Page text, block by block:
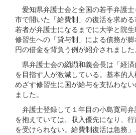
愛知県弁護士会と全国の若手弁護
市で開いた「給費制」の復活を求め
若者が弁護士になるまでに大学と院生
修習生への「貸与制」による債務が
円の借金を背負う例が紹介されました
県弁護士会の纐纈和義会長は「経
を目指す人が激減している。基本的
めざす修習生に国が給与を支払わな
ました。
弁護士登録して１年目の小島寛司
を抱えていては、収入優先になり、
を受けられない。給費制復活は急務」